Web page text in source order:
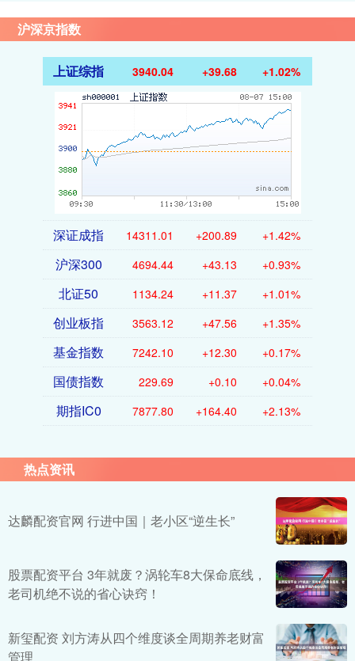
沪深京指数
上证综指 3940.04 +39.68 +1.02%
深证成指 14311.01 +200.89 +1.42%
沪深300 4694.44 +43.13 +0.93%
北证50 1134.24 +11.37 +1.01%
创业板指 3563.12 +47.56 +1.35%
基金指数 7242.10 +12.30 +0.17%
国债指数 229.69 +0.10 +0.04%
期指IC0 7877.80 +164.40 +2.13%
热点资讯
达麟配资官网 行进中国｜老小区“逆生长”
股票配资平台 3年就废？涡轮车8大保命底线，
老司机绝不说的省心诀窍！
新玺配资 刘方涛从四个维度谈全周期养老财富
管理